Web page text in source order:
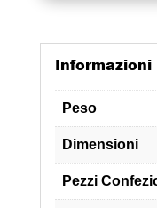
Informazioni
Peso
Dimensioni
Pezzi